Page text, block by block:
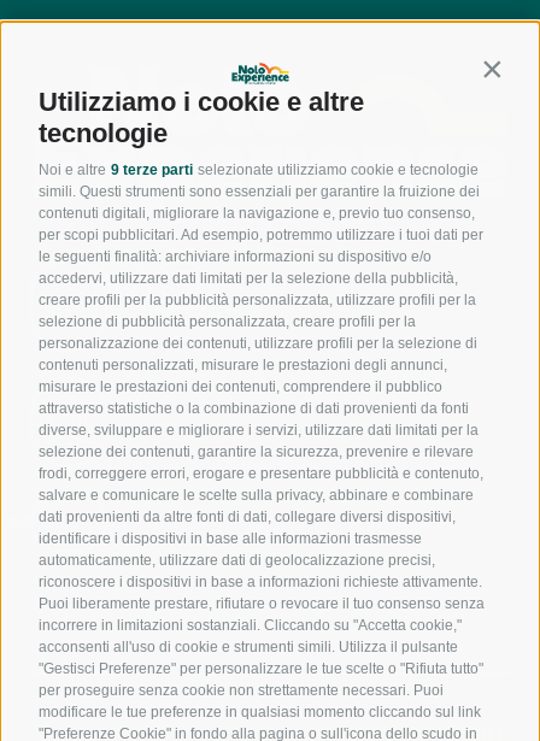
Utilizziamo i cookie e altre
tecnologie
Noi e altre 9 terze parti selezionate utilizziamo cookie e tecnologie
simili. Questi strumenti sono essenziali per garantire la fruizione dei
contenuti digitali, migliorare la navigazione e, previo tuo consenso,
per scopi pubblicitari. Ad esempio, potremmo utilizzare i tuoi dati per
le seguenti finalità: archiviare informazioni su dispositivo e/o
accedervi, utilizzare dati limitati per la selezione della pubblicità,
creare profili per la pubblicità personalizzata, utilizzare profili per la
selezione di pubblicità personalizzata, creare profili per la
personalizzazione dei contenuti, utilizzare profili per la selezione di
contenuti personalizzati, misurare le prestazioni degli annunci,
misurare le prestazioni dei contenuti, comprendere il pubblico
attraverso statistiche o la combinazione di dati provenienti da fonti
diverse, sviluppare e migliorare i servizi, utilizzare dati limitati per la
selezione dei contenuti, garantire la sicurezza, prevenire e rilevare
frodi, correggere errori, erogare e presentare pubblicità e contenuto,
salvare e comunicare le scelte sulla privacy, abbinare e combinare
dati provenienti da altre fonti di dati, collegare diversi dispositivi,
identificare i dispositivi in base alle informazioni trasmesse
automaticamente, utilizzare dati di geolocalizzazione precisi,
riconoscere i dispositivi in base a informazioni richieste attivamente.
Puoi liberamente prestare, rifiutare o revocare il tuo consenso senza
incorrere in limitazioni sostanziali. Cliccando su "Accetta cookie,"
acconsenti all'uso di cookie e strumenti simili. Utilizza il pulsante
"Gestisci Preferenze" per personalizzare le tue scelte o "Rifiuta tutto"
per proseguire senza cookie non strettamente necessari. Puoi
modificare le tue preferenze in qualsiasi momento cliccando sul link
"Preferenze Cookie" in fondo alla pagina o sull'icona dello scudo in
800
944
550
391
1017
240
NOLEGGIO A LUNGO TERMINENOLEGGIO MENSILE